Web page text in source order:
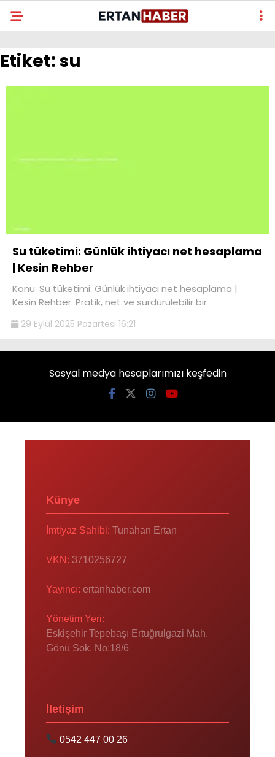
Etiket:su
Su tüketimi: Günlük ihtiyacı net hesaplama
| Kesin Rehber
Konu: Su tüketimi: Günlük ihtiyacı net hesaplama |
Kesin Rehber. Pratik, net ve sürdürülebilir bir
29 Eylül 2025 Pazartesi 16:21
Sosyal medya hesaplarımızı keşfedin
Künye
İmtiyaz Sahibi: Tunahan Ertan
VKN: 3710256727
Yayıncı: ertanhaber.com
Yönetim Yeri:
Eskişehir Tepebaşı Ertuğrulgazi Mah.
Gönü Sok. No:18/6
İletişim
0542 447 00 26